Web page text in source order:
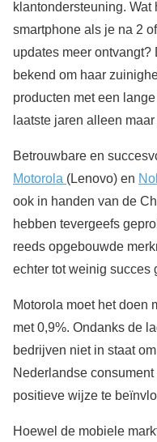
klantondersteuning.
smartphone als je na 2
updates meer
bekend om haar
producten met een
laatste jaren alleen
Betrouwbare en
Motorola (Lenovo) en
ook in handen van de
hebben tevergeefs
reeds opgebouwde
echter tot weinig succes
Motorola moet het doen
met 0,9%. Ondanks de
bedrijven niet in staat
Nederlandse
positieve wijze te
Hoewel de mobiele